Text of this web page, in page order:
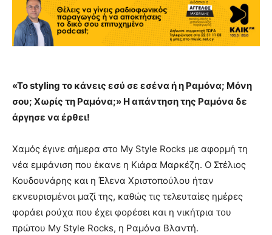
«Το styling το κάνεις εσύ σε εσένα ή η Ραμόνα; Μόνη
σου; Χωρίς τη Ραμόνα;» Η απάντηση της Ραμόνα δε
άργησε να έρθει!
Χαμός έγινε σήμερα στο My Style Rocks με αφορμή τη
νέα εμφάνιση που έκανε η Κιάρα Μαρκέζη. Ο Στέλιος
Κουδουνάρης και η Έλενα Χριστοπούλου ήταν
εκνευρισμένοι μαζί της, καθώς τις τελευταίες ημέρες
φοράει ρούχα που έχει φορέσει και η νικήτρια του
πρώτου My Style Rocks, η Ραμόνα Βλαντή.